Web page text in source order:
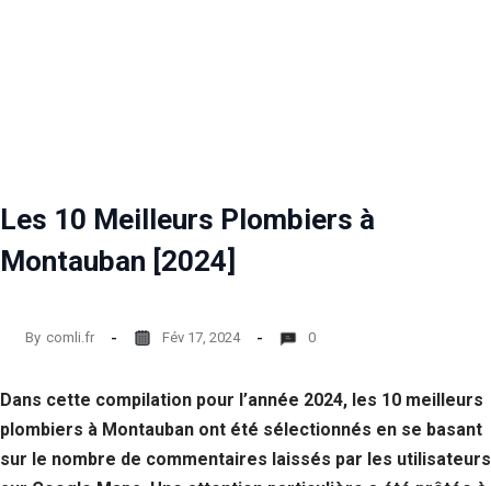
Les 10 Meilleurs Plombiers à
Montauban [2024]
By comli.fr Fév 17, 2024 0
Dans cette compilation pour l’année 2024, les 10 meilleurs
plombiers à Montauban ont été sélectionnés en se basant
sur le nombre de commentaires laissés par les utilisateurs